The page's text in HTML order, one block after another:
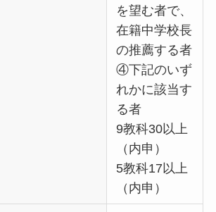
を望む者で、
在籍中学校長
の推薦する者
④下記のいず
れかに該当す
る者
9教科30以上
（内申）
5教科17以上
（内申）